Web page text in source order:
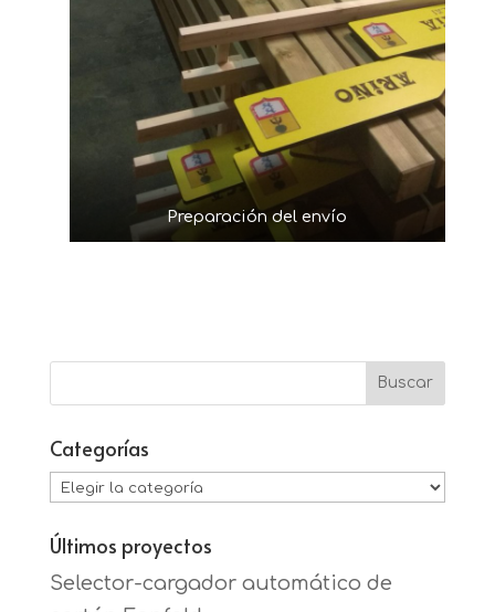
Preparación del envío
Categorías
Categorías
Últimos proyectos
Selector-cargador automático de